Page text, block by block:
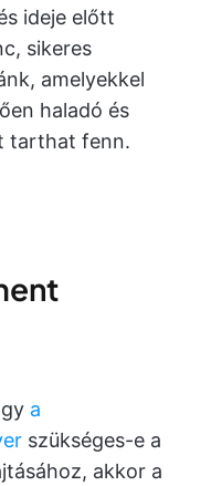
ideje előtt
sikeres
amelyekkel
haladó és
tarthat fenn.
a
szükséges-e a
akkor a